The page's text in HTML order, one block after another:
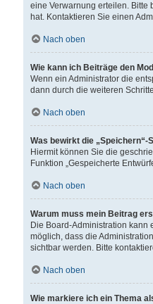
eine Verwarnung erteilen. Bitte
hat. Kontaktieren Sie einen
Nach oben
Wie kann ich Beiträge den
Wenn ein Administrator die
dann durch die weiteren
Nach oben
Was bewirkt die
Hiermit können Sie die
Funktion „Gespeicherte
Nach oben
Warum muss mein Beitrag
Die Board-Administration kann
möglich, dass die
sichtbar werden. Bitte
Nach oben
Wie markiere ich ein Thema